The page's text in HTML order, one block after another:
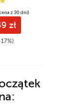
z 30 dni)
zł